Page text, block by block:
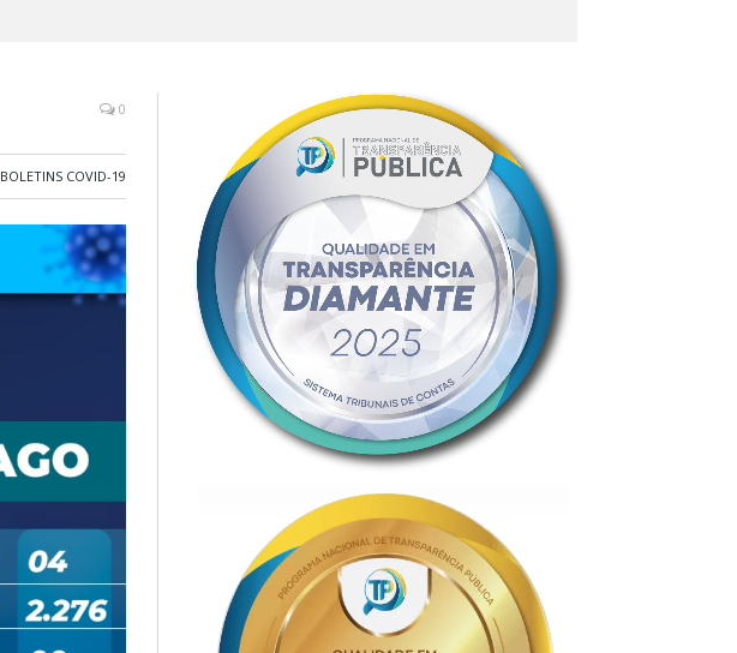
0
BOLETINS COVID-19